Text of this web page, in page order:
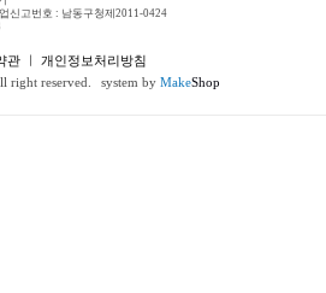
신고번호 : 남동구청제2011-0424
관ㅣ 개인정보처리방침
reserved.
system by MakeShop